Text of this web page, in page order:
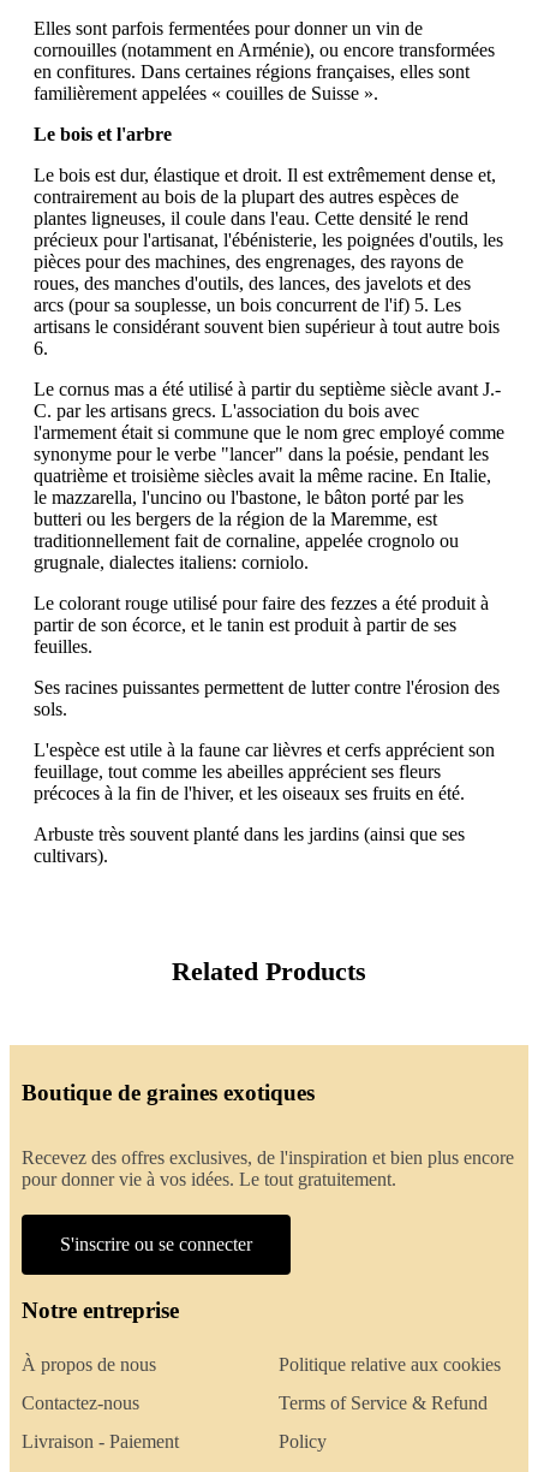
Elles sont parfois fermentées pour donner un vin de
cornouilles (notamment en Arménie), ou encore transformées
en confitures. Dans certaines régions françaises, elles sont
familièrement appelées « couilles de Suisse ».
Le bois et l'arbre
Le bois est dur, élastique et droit. Il est extrêmement dense et,
contrairement au bois de la plupart des autres espèces de
plantes ligneuses, il coule dans l'eau. Cette densité le rend
précieux pour l'artisanat, l'ébénisterie, les poignées d'outils, les
pièces pour des machines, des engrenages, des rayons de
roues, des manches d'outils, des lances, des javelots et des
arcs (pour sa souplesse, un bois concurrent de l'if) 5. Les
artisans le considérant souvent bien supérieur à tout autre bois
6.
Le cornus mas a été utilisé à partir du septième siècle avant J.-
C. par les artisans grecs. L'association du bois avec
l'armement était si commune que le nom grec employé comme
synonyme pour le verbe "lancer" dans la poésie, pendant les
quatrième et troisième siècles avait la même racine. En Italie,
le mazzarella, l'uncino ou l'bastone, le bâton porté par les
butteri ou les bergers de la région de la Maremme, est
traditionnellement fait de cornaline, appelée crognolo ou
grugnale, dialectes italiens: corniolo.
Le colorant rouge utilisé pour faire des fezzes a été produit à
partir de son écorce, et le tanin est produit à partir de ses
feuilles.
Ses racines puissantes permettent de lutter contre l'érosion des
sols.
L'espèce est utile à la faune car lièvres et cerfs apprécient son
feuillage, tout comme les abeilles apprécient ses fleurs
précoces à la fin de l'hiver, et les oiseaux ses fruits en été.
Arbuste très souvent planté dans les jardins (ainsi que ses
cultivars).
Related Products
Boutique de graines exotiques
Recevez des offres exclusives, de l'inspiration et bien plus encore
pour donner vie à vos idées. Le tout gratuitement.
S'inscrire ou se connecter
Notre entreprise
À propos de nous
Contactez-nous
Livraison - Paiement
Politique relative aux cookies
Terms of Service & Refund
Policy